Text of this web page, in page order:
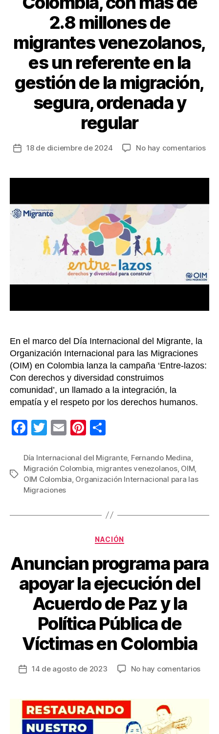
2.8 millones de
migrantes venezolanos,
es un referente en la
gestión de la migración,
segura, ordenada y
regular
Fecha
entrada
18 de diciembre de 2024 No hay comentariosen
de
en
En el marco del Día Internacional del Migrante, la
Organización Internacional para las Migraciones
(OIM) en Colombia lanza la campaña ‘Entre-lazos:
Con derechos y diversidad construimos
comunidad’, un llamado a la integración, la
empatía y el respeto por los derechos humanos.
F
c
e
b
o
T
tt
er
E
ail
Pi
er
e
m
p
Etiquetas
Día Internacional del Migrante, Fernando Medina,
Migración Colombia, migrantes venezolanos, OIM,
OIM Colombia, Organización Internacional para las
Migraciones
Categorías
NACIÓN
Anuncian programa para
apoyar la ejecución del
Acuerdo de Paz y la
Política Pública de
Víctimas en Colombia
Fecha
entrada
14 de agosto de 2023 No hay comentariosen